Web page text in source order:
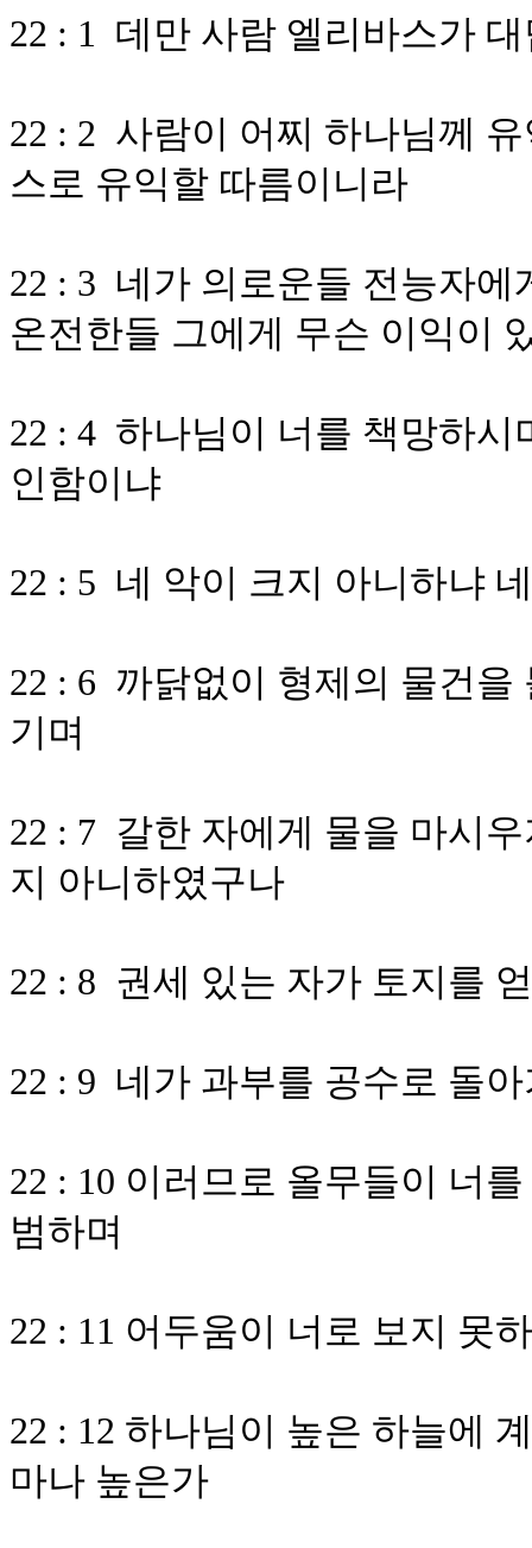
22 : 1 데만 사람 엘리바스가
22 : 2 사람이 어찌 하나님께
스로 유익할 따름이니라
22 : 3 네가 의로운들 전능자
온전한들 그에게 무슨 이익이
22 : 4 하나님이 너를 책망하
인함이냐
22 : 5 네 악이 크지 아니하냐
22 : 6 까닭없이 형제의 물건
기며
22 : 7 갈한 자에게 물을 마시
지 아니하였구나
22 : 8 권세 있는 자가 토지를
22 : 9 네가 과부를 공수로 돌
22 : 10 이러므로 올무들이 너
범하며
22 : 11 어두움이 너로 보지 못
22 : 12 하나님이 높은 하늘에
마나 높은가